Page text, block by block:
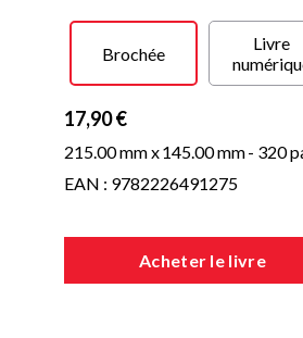
Brochée
Livre
17,90 €
215.00 mm x145.00 mm- 320
EAN : 9782226491275
Acheter le livre